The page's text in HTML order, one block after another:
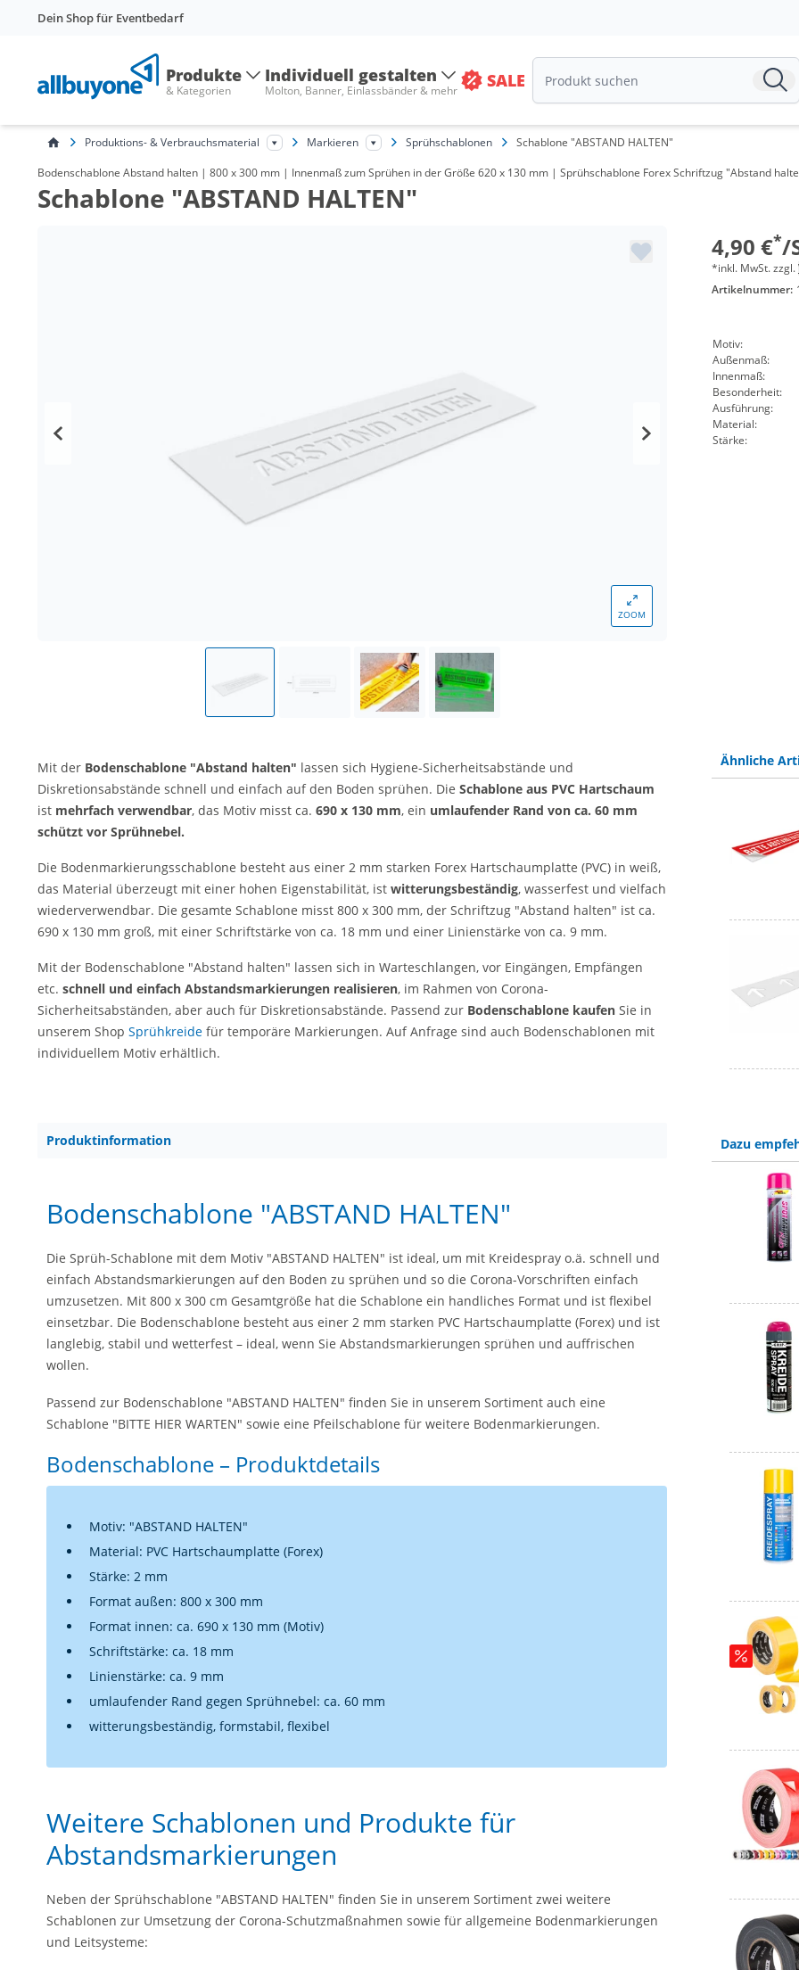
Dein Shop für Eventbedarf
Produkte
& Kategorien
Individuell gestalten
Molton, Banner, Einlassbänder & mehr SALE
Produktions- & Verbrauchsmaterial Markieren Sprühschablonen Schablone "ABSTAND HALTEN"
Bodenschablone Abstand halten | 800 x 300 mm | Innenmaß zum Sprühen in der Größe 620 x 130 mm | Sprühschablone Forex Schriftzug "Abstand
Schablone "ABSTAND HALTEN"
ZOOM
4,90 €*/
*inkl. MwSt. zzgl.
Artikelnummer:
Motiv:
Außenmaß:
Innenmaß:
Besonderheit:
Ausführung:
Material:
Stärke:
Mit der Bodenschablone "Abstand halten" lassen sich Hygiene-Sicherheitsabstände und
Diskretionsabstände schnell und einfach auf den Boden sprühen. Die Schablone aus PVC Hartschaum
ist mehrfach verwendbar, das Motiv misst ca. 690 x 130 mm, ein umlaufender Rand von ca. 60 mm
schützt vor Sprühnebel.
Die Bodenmarkierungsschablone besteht aus einer 2 mm starken Forex Hartschaumplatte (PVC) in weiß,
das Material überzeugt mit einer hohen Eigenstabilität, ist witterungsbeständig, wasserfest und vielfach
wiederverwendbar. Die gesamte Schablone misst 800 x 300 mm, der Schriftzug "Abstand halten" ist ca.
690 x 130 mm groß, mit einer Schriftstärke von ca. 18 mm und einer Linienstärke von ca. 9 mm.
Mit der Bodenschablone "Abstand halten" lassen sich in Warteschlangen, vor Eingängen, Empfängen
etc. schnell und einfach Abstandsmarkierungen realisieren, im Rahmen von Corona-
Sicherheitsabständen, aber auch für Diskretionsabstände. Passend zur Bodenschablone kaufen Sie in
unserem Shop Sprühkreide für temporäre Markierungen. Auf Anfrage sind auch Bodenschablonen mit
individuellem Motiv erhältlich.
Produktinformation
Bodenschablone "ABSTAND HALTEN"
Die Sprüh-Schablone mit dem Motiv "ABSTAND HALTEN" ist ideal, um mit Kreidespray o.ä. schnell und
einfach Abstandsmarkierungen auf den Boden zu sprühen und so die Corona-Vorschriften einfach
umzusetzen. Mit 800 x 300 cm Gesamtgröße hat die Schablone ein handliches Format und ist flexibel
einsetzbar. Die Bodenschablone besteht aus einer 2 mm starken PVC Hartschaumplatte (Forex) und ist
langlebig, stabil und wetterfest – ideal, wenn Sie Abstandsmarkierungen sprühen und auffrischen
wollen.
Passend zur Bodenschablone "ABSTAND HALTEN" finden Sie in unserem Sortiment auch eine
Schablone "BITTE HIER WARTEN" sowie eine Pfeilschablone für weitere Bodenmarkierungen.
Bodenschablone – Produktdetails
Motiv: "ABSTAND HALTEN"
Material: PVC Hartschaumplatte (Forex)
Stärke: 2 mm
Format außen: 800 x 300 mm
Format innen: ca. 690 x 130 mm (Motiv)
Schriftstärke: ca. 18 mm
Linienstärke: ca. 9 mm
umlaufender Rand gegen Sprühnebel: ca. 60 mm
witterungsbeständig, formstabil, flexibel
Weitere Schablonen und Produkte für
Abstandsmarkierungen
Neben der Sprühschablone "ABSTAND HALTEN" finden Sie in unserem Sortiment zwei weitere
Schablonen zur Umsetzung der Corona-Schutzmaßnahmen sowie für allgemeine Bodenmarkierungen
und Leitsysteme:
Ähnliche
Dazu